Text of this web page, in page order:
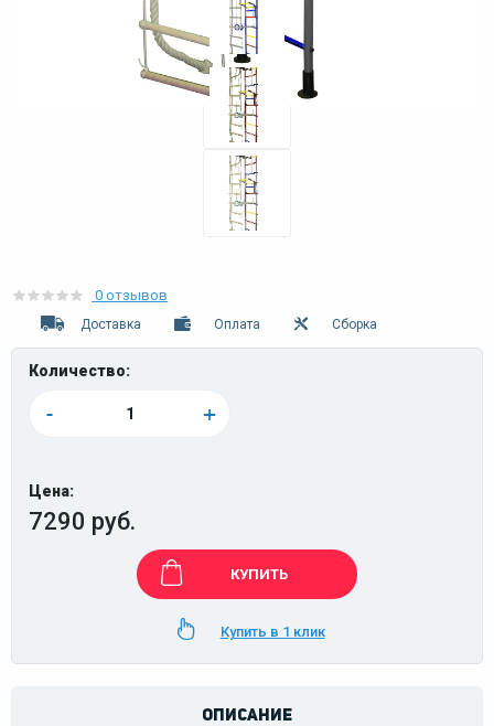
0 отзывов
Доставка Оплата Сборка
Количество:
- +
Цена:
7290 руб.
КУПИТЬ
Купить в 1 клик
ОПИСАНИЕ